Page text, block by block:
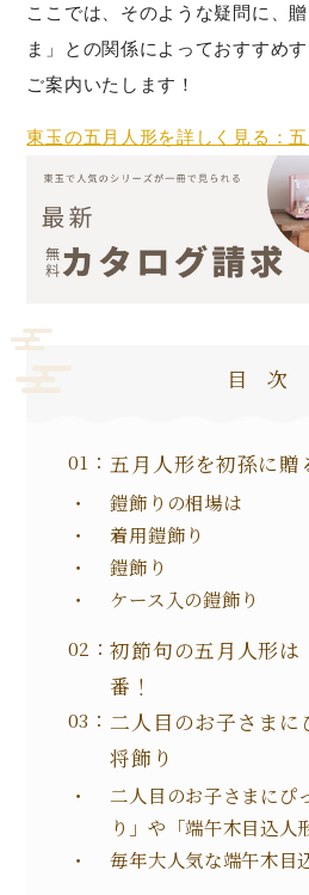
ここでは、そのような疑問に、
ま」との関係によっておすすめ
ご案内いたします！
東玉の五月人形を詳しく見る：
目次
五月人形を初孫に贈
鎧飾りの相場は
着用鎧飾り
鎧飾り
ケース入の鎧飾り
初節句の五月人形は
番！
二人目のお子さま
将飾り
二人目のお子さまにぴ
り」や「端午木目込人
毎年大人気な端午木目